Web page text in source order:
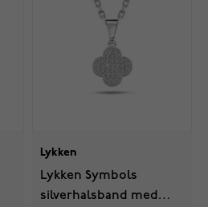
Lykken
Lykken Symbols
silverhalsband med